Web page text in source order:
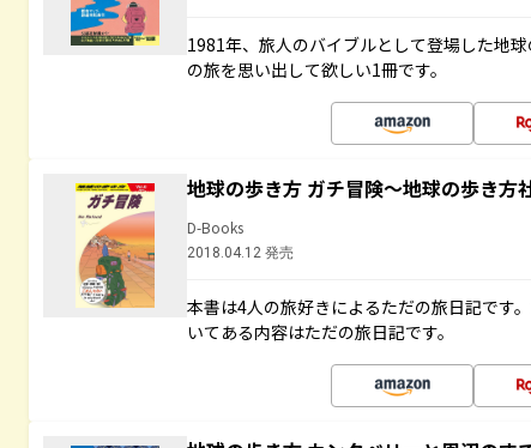
1981年、旅人のバイブルとして登場した地
の旅を思い出して欲しい1冊です。
地球の歩き方 ガチ冒険～地球の歩き方
D-Books
2018.04.12 発売
本書は4人の旅好きによるただの旅日記です
いてある内容はただの旅日記です。